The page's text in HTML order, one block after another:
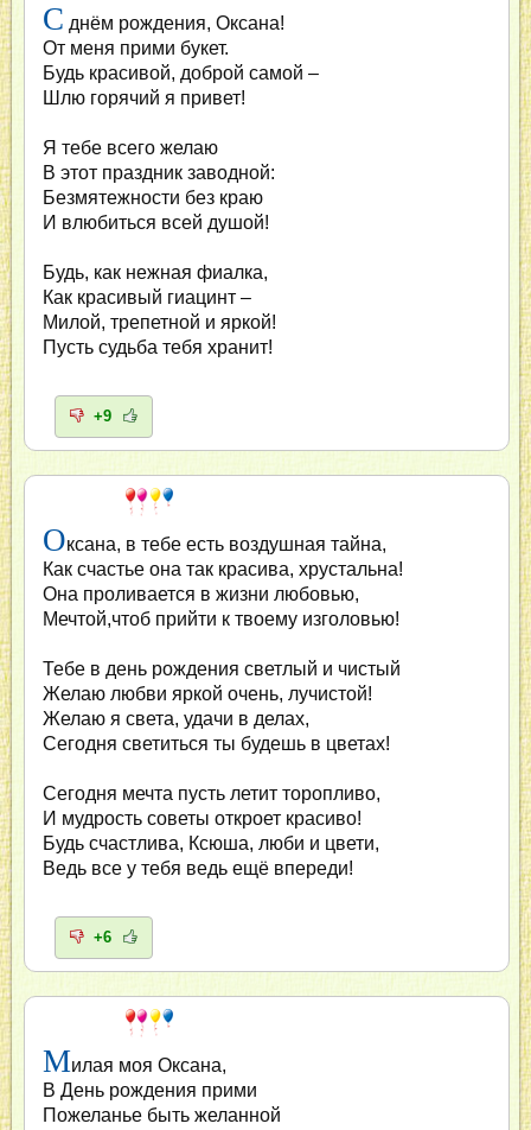
С днём рождения, Оксана!
От меня прими букет.
Будь красивой, доброй самой –
Шлю горячий я привет!
Я тебе всего желаю
В этот праздник заводной:
Безмятежности без краю
И влюбиться всей душой!
Будь, как нежная фиалка,
Как красивый гиацинт –
Милой, трепетной и яркой!
Пусть судьба тебя хранит!
+9
Оксана, в тебе есть воздушная тайна,
Как счастье она так красива, хрустальна!
Она проливается в жизни любовью,
Мечтой,чтоб прийти к твоему изголовью!
Тебе в день рождения светлый и чистый
Желаю любви яркой очень, лучистой!
Желаю я света, удачи в делах,
Сегодня светиться ты будешь в цветах!
Сегодня мечта пусть летит торопливо,
И мудрость советы откроет красиво!
Будь счастлива, Ксюша, люби и цвети,
Ведь все у тебя ведь ещё впереди!
+6
Милая моя Оксана,
В День рождения прими
Пожеланье быть желанной